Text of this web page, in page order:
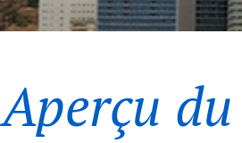
Aperçu